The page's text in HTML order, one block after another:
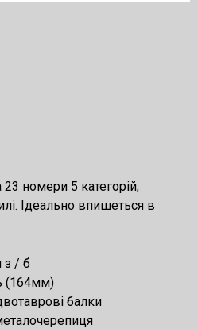
номери 5 категорій,
Ідеально впишеться в
з / б
(164мм)
балки